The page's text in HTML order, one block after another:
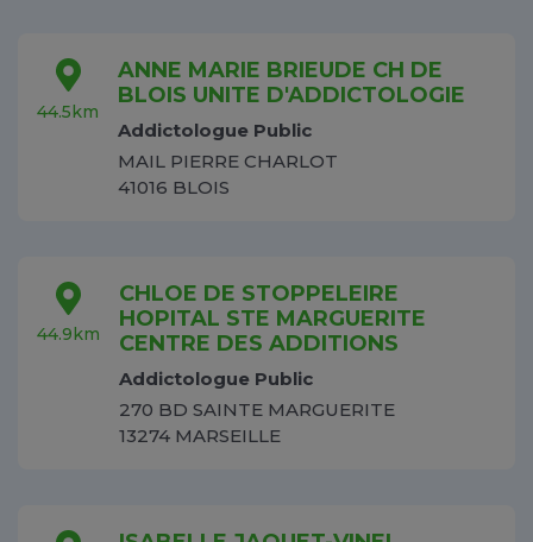
44.5km
ANNE MARIE BRIEUDE CH DE
BLOIS UNITE D'ADDICTOLOGIE
Addictologue Public
MAIL PIERRE CHARLOT
41016 BLOIS
44.9km
CHLOE DE STOPPELEIRE
HOPITAL STE MARGUERITE
CENTRE DES ADDITIONS
Addictologue Public
270 BD SAINTE MARGUERITE
13274 MARSEILLE